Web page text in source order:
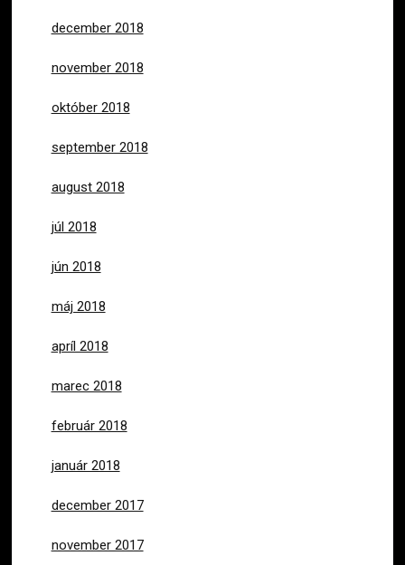
december 2018
november 2018
október 2018
september 2018
august 2018
júl 2018
jún 2018
máj 2018
apríl 2018
marec 2018
február 2018
január 2018
december 2017
november 2017